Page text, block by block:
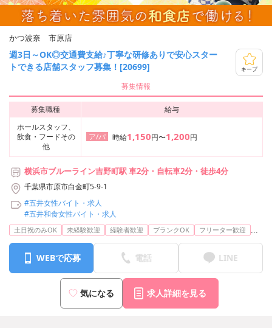
かつ波奈 市原店
週3日～OK◎交通費支給♪丁寧な研修ありで安心スター
トできる店舗スタッフ募集！[20699]
キープ
募集情報
募集職種
給与
ホールスタッフ、
飲食・フードその
他
ア/パ 時給1,150円〜1,200円
横浜市ブルーライン吉野町駅 車2分・自転車2分・徒歩4分
千葉県市原市白金町5-9-1
#五井女性バイト・求人
#五井和食女性バイト・求人
土日祝のみOK 未経験歓迎 経験者歓迎 ブランクOK フリーター歓迎 ...
WEBで応募 電話 LINE
気になる 求人詳細を見る